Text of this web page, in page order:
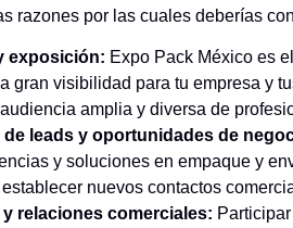
razones por las cuales deberías
exposición: Expo Pack México es
gran visibilidad para tu empresa y
amplia y diversa de
de leads y oportunidades de
y soluciones en empaque y
nuevos contactos
relaciones comerciales: